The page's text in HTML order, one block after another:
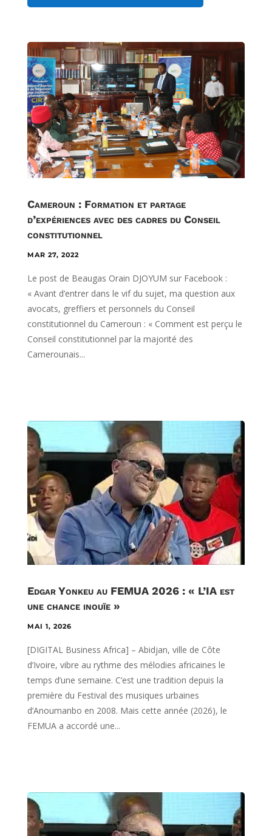
Cameroun : Formation et partage
d’expériences avec des cadres du Conseil
constitutionnel
MAR 27, 2022
Le post de Beaugas Orain DJOYUM sur Facebook :
« Avant d’entrer dans le vif du sujet, ma question aux
avocats, greffiers et personnels du Conseil
constitutionnel du Cameroun : « Comment est perçu le
Conseil constitutionnel par la majorité des
Camerounais...
Edgar Yonkeu au FEMUA 2026 : « L’IA est
une chance inouïe »
MAI 1, 2026
[DIGITAL Business Africa] – Abidjan, ville de Côte
d’Ivoire, vibre au rythme des mélodies africaines le
temps d’une semaine. C’est une tradition depuis la
première du Festival des musiques urbaines
d’Anoumanbo en 2008. Mais cette année (2026), le
FEMUA a accordé une...